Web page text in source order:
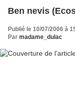
Ben nevis
Publié le 10/07/2006 à
Par madame_dulac